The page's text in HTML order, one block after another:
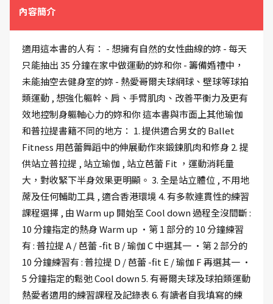
內容簡介
適用這本書的人有： - 想擁有自然的女性曲線的妳 - 每天
只能抽出 35 分鐘在家中做運動的妳和你 - 籌備婚禮中，
未能抽空去健身室的妳 - 熱愛哥爾夫球網球、壁球等球拍
類運動 , 想強化軀幹、肩、手臂肌肉、改善平衡力及更有
效地控制身軀軸心力的妳和你 這本書與市面上其他瑜伽
和普拉提書籍不同的地方： 1. 提供適合男女的 Ballet
Fitness 用芭蕾舞蹈中的伸展動作來鍛鍊肌肉和修身 2. 提
供站立普拉提 , 站立瑜伽 , 站立芭蕾 Fit ，運動消耗量
大，對收緊下半身效果更明顯。 3. 全是站立體位 , 不用地
蓆及任何輔助工具 , 適合香港環境 4. 有多款連貫性的練習
課程選擇 , 由 Warm up 開始至 Cool down 過程全沒間斷 :
10 分鐘指定的熱身 Warm up ·第 1 部分的 10 分鐘練習
有 : 普拉提 A / 芭蕾 -fit B / 瑜伽 C 中選其一 ·第 2 部分的
10 分鐘練習有 : 普拉提 D / 芭蕾 -fit E / 瑜伽 F 再選其一 ·
5 分鐘指定的鬆弛 Cool down 5. 有哥爾夫球及球拍類運動
熱愛者適用的練習課程及記錄表 6. 有讀者自我填寫的練